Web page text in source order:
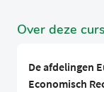
Over deze
De afdelingen
Economisch